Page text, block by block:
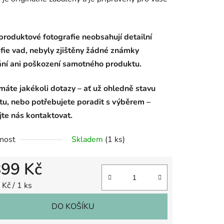
fotografie neobsahují detailní
vad, nebyly zjištěny žádné známky
ani poškození samotného produktu.
jakékoli dotazy – ať už ohledně stavu
nebo potřebujete poradit s výběrem –
nás kontaktovat.
Skladem (1 ks)
Kč
cena:/ 1 ks
DO KOŠÍKU